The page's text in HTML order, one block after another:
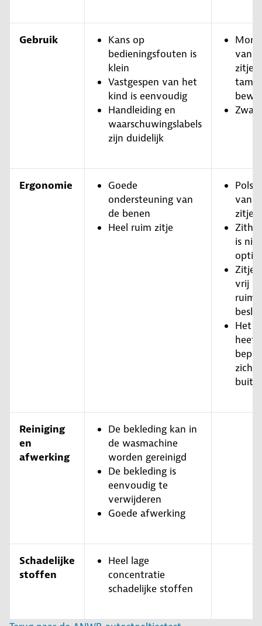
Gebruik
Kans op
bedieningsfouten is
klein
Vastgespen van het
kind is eenvoudig
Handleiding en
waarschuwingslabels
zijn duidelijk
van
zitje
Ergonomie
Goede
ondersteuning van
de benen
Heel ruim zitje
van
zitje
is niet
Zitje
vrij
Het
heeft
zicht
Reiniging
en
afwerking
De bekleding kan in
de wasmachine
worden gereinigd
De bekleding is
eenvoudig te
verwijderen
Goede afwerking
Schadelijke
stoffen
Heel lage
concentratie
schadelijke stoffen